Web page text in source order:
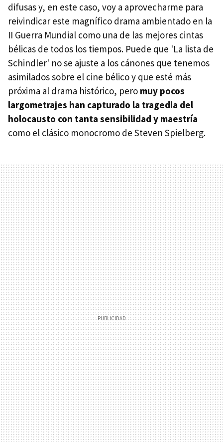
difusas y, en este caso, voy a aprovecharme para
reivindicar este magnífico drama ambientado en la
II Guerra Mundial como una de las mejores cintas
bélicas de todos los tiempos. Puede que 'La lista de
Schindler' no se ajuste a los cánones que tenemos
asimilados sobre el cine bélico y que esté más
próxima al drama histórico, pero muy pocos
largometrajes han capturado la tragedia del
holocausto con tanta sensibilidad y maestría
como el clásico monocromo de Steven Spielberg.